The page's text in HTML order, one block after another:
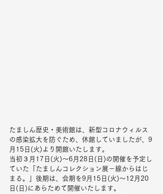
たましん歴史・美術館は、新型コロナウィルス
の感染拡大を防ぐため、休館していましたが、9
月15日(火)より開館いたします。
当初３月17日(火)～6月28日(日)の開催を予定し
ていた「たましんコレクション展－線からはじ
まる。」後期は、会期を9月15日(火)～12月20
日(日)にあらためて開催いたします。